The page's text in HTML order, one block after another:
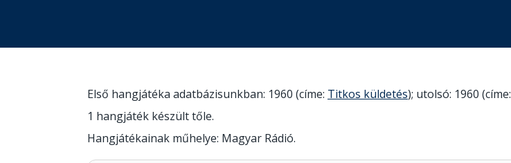
Első hangjátéka adatbázisunkban: 1960 (címe: Titkos küldetés); utolsó: 1960 (címe:
1 hangjáték készült tőle.
Hangjátékainak műhelye: Magyar Rádió.